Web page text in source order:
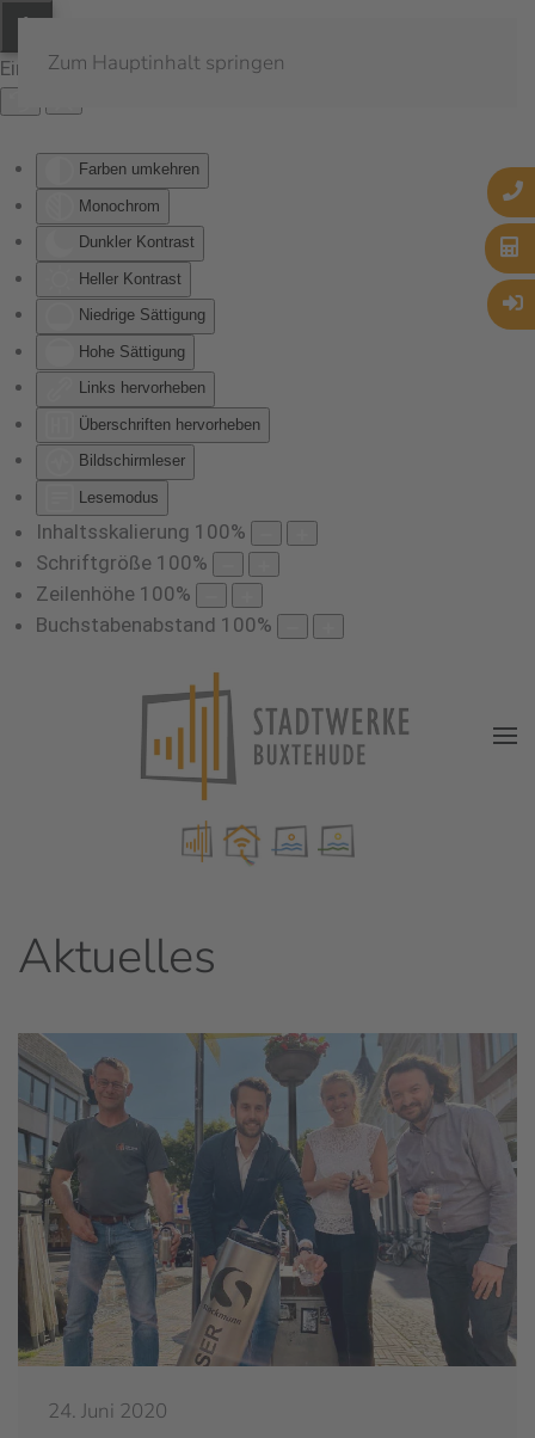
Eingabehilfen öffnen
Farben umkehren
Monochrom
Dunkler Kontrast
Heller Kontrast
Niedrige Sättigung
Hohe Sättigung
Links hervorheben
Überschriften hervorheben
Bildschirmleser
Lesemodus
Inhaltsskalierung 100%
Schriftgröße 100%
Zeilenhöhe 100%
Buchstabenabstand 100%
Zum Hauptinhalt springen
Aktuelles
24. Juni 2020